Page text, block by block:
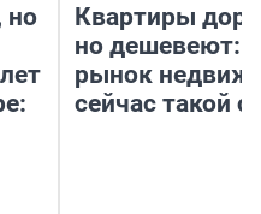
но
Квартиры
но дешевеют:
рынок
сейчас такой